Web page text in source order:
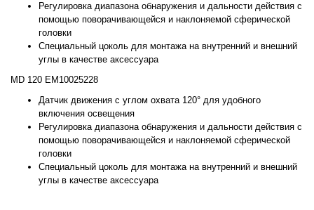
Регулировка диапазона обнаружения и дальности действия с
помощью поворачивающейся и наклоняемой сферической
головки
Специальный цоколь для монтажа на внутренний и внешний
углы в качестве аксессуара
MD 120 EM10025228
Датчик движения с углом охвата 120° для удобного
включения освещения
Регулировка диапазона обнаружения и дальности действия с
помощью поворачивающейся и наклоняемой сферической
головки
Специальный цоколь для монтажа на внутренний и внешний
углы в качестве аксессуара